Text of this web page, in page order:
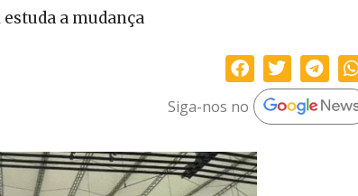
a mudança
Siga-nos no